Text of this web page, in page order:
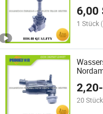
6,00
1 Stück
2,20-
20